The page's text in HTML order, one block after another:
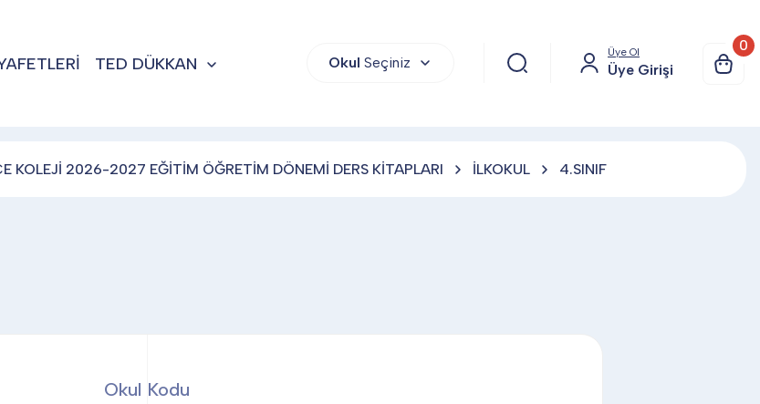
TED DÜKKAN Okul Seçiniz
Üye Ol
Üye Girişi
0
KOLEJİ 2026-2027 EĞİTİM ÖĞRETİM DÖNEMİ DERS KİTAPLARI İLKOKUL 4.SINIF
Okul Kodu